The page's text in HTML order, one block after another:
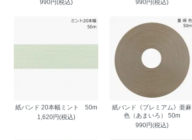
990円(税込)
990円(税込)
紙バンド 20本幅ミント 50m
1,620円(税込)
紙バンド《プレミアム》亜麻
色（あまいろ） 50m
990円(税込)